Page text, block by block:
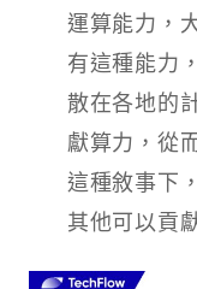
運算能力，
有這種能力
散在各地的
獻算力，從
這種敘事下
其他可以貢